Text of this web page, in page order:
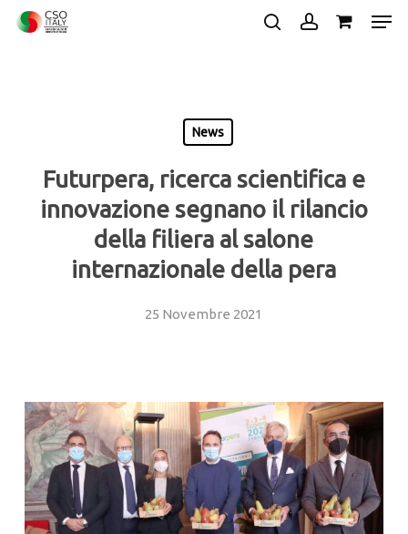
Skip
News
Futurpera, ricerca scientifica e
innovazione segnano il rilancio
della filiera al salone
internazionale della pera
25 Novembre 2021